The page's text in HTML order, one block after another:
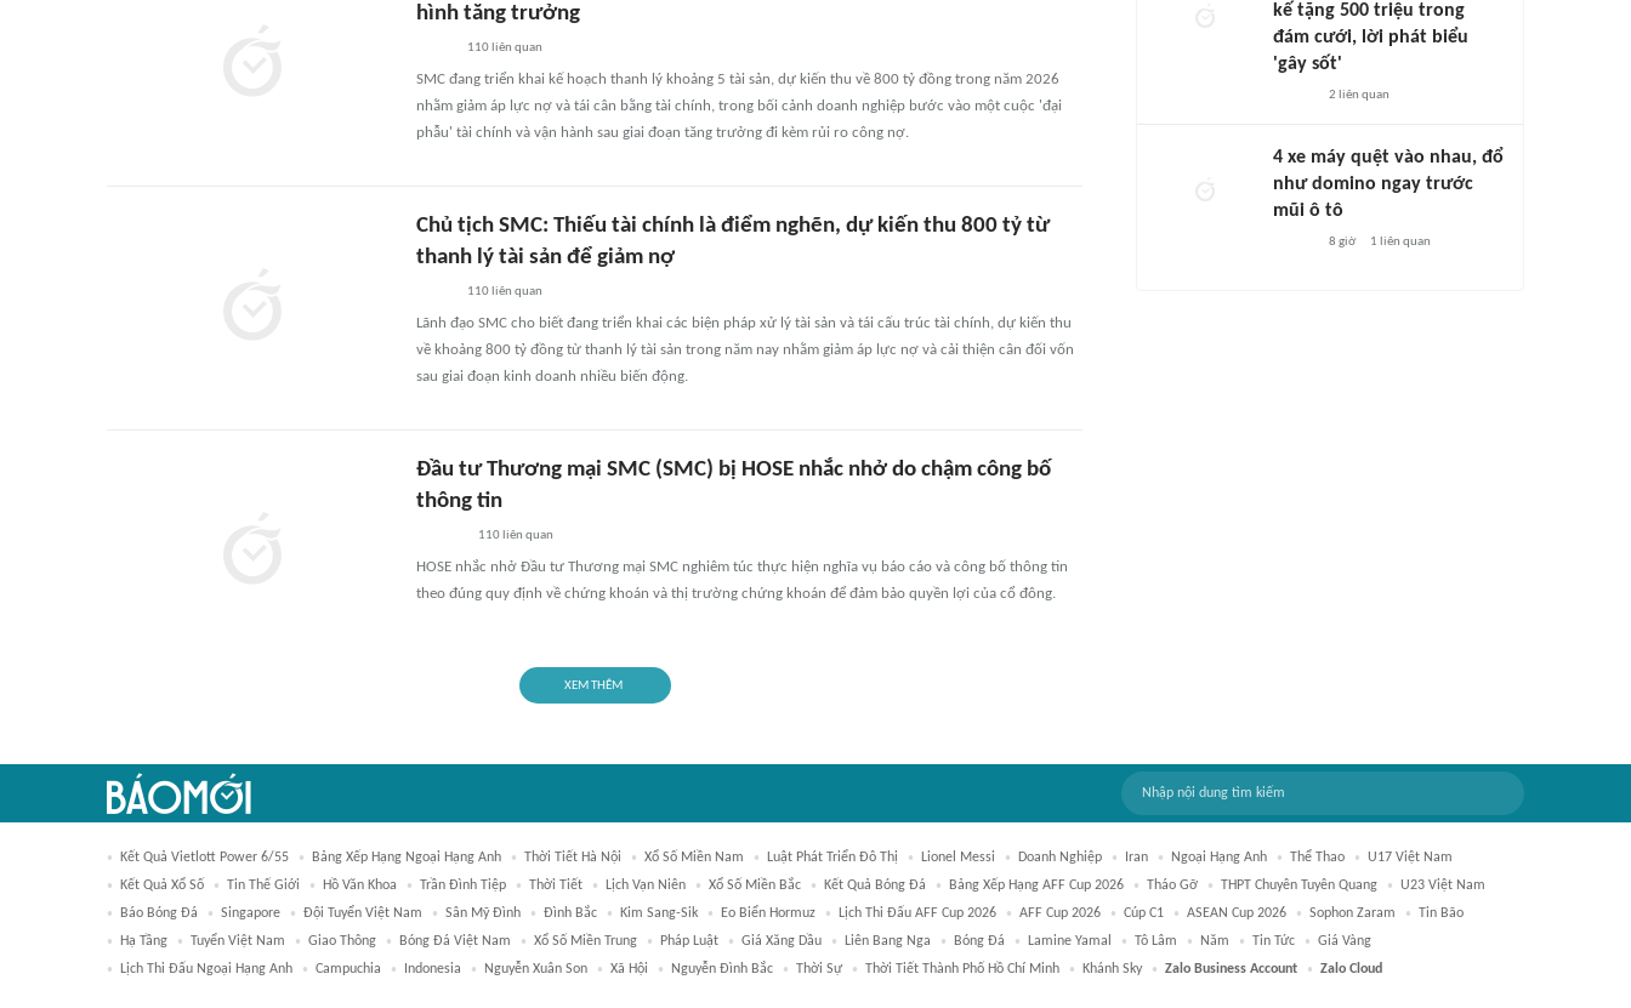
hình tăng trưởng
110 liên quan
SMC đang triển khai kế hoạch thanh lý khoảng 5 tài sản, dự kiến thu về 800 tỷ đồng trong năm 2026
nhằm giảm áp lực nợ và tái cân bằng tài chính, trong bối cảnh doanh nghiệp bước vào một cuộc 'đại
phẫu' tài chính và vận hành sau giai đoạn tăng trưởng đi kèm rủi ro công nợ.
Chủ tịch SMC: Thiếu tài chính là điểm nghẽn, dự kiến thu 800 tỷ từ
thanh lý tài sản để giảm nợ
110 liên quan
Lãnh đạo SMC cho biết đang triển khai các biện pháp xử lý tài sản và tái cấu trúc tài chính, dự kiến thu
về khoảng 800 tỷ đồng từ thanh lý tài sản trong năm nay nhằm giảm áp lực nợ và cải thiện cân đối vốn
sau giai đoạn kinh doanh nhiều biến động.
Đầu tư Thương mại SMC (SMC) bị HOSE nhắc nhở do chậm công bố
thông tin
110liên quan
HOSE nhắc nhở Đầu tư Thương mại SMC nghiêm túc thực hiện nghĩa vụ báo cáo và công bố thông tin
theo đúng quy định về chứng khoán và thị trường chứng khoán để đảm bảo quyền lợi của cổ đông.
XEM THÊM
kế tặng 500 triệu trong
đám cưới, lời phát biểu
'gây sốt'
2 liên quan
4 xe máy quệt vào nhau, đổ
như domino ngay trước
mũi ô tô
8 giờ 1 liên quan
Kết Quả Vietlott Power 6/55 Bảng Xếp Hạng Ngoại Hạng Anh Thời Tiết Hà Nội Xổ Số Miền Nam Luật Phát Triển Đô Thị Lionel Messi Doanh Nghiệp Iran Ngoại Hạng Anh Thể Thao
U17 Việt Nam
Kết Quả Xổ Số
Tin Thế Giới Hồ Văn Khoa Trần Đình Tiệp Thời Tiết Lịch Vạn Niên Xổ Số Miền Bắc Kết Quả Bóng Đá Bảng Xếp Hạng AFF Cup 2026 Tháo Gỡ THPT Chuyên Tuyên Quang
U23 Việt Nam
Báo Bóng Đá
Singapore Đội Tuyển Việt Nam Sân Mỹ Đình Đình Bắc Kim Sang-Sik Eo Biển Hormuz Lịch Thi Đấu AFF Cup 2026 AFF Cup 2026 Cúp C1 ASEAN Cup 2026 Sophon Zaram
Tin Bão
Hạ Tầng
Tuyển Việt Nam Giao Thông Bóng Đá Việt Nam Xổ Số Miền Trung Pháp Luật Giá Xăng Dầu Liên Bang Nga Bóng Đá Lamine Yamal Tô Lâm Năm Tin Tức
Giá Vàng
Lịch Thi Đấu Ngoại Hạng Anh
Campuchia Indonesia Nguyễn Xuân Son Xã Hội Nguyễn Đình Bắc Thời Sự Thời Tiết Thành Phố Hồ Chí Minh Khánh Sky Zalo Business Account Zalo Cloud